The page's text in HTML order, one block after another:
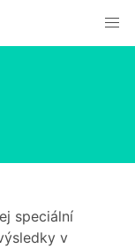
speciální
v